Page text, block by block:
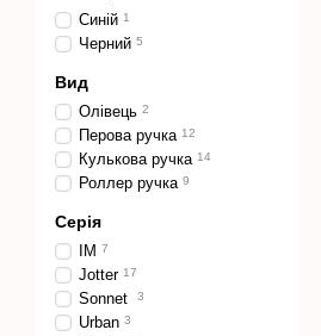
Синій 1
Черний 5
Вид
Олівець 2
Перова ручка 12
Кулькова ручка 14
Роллер ручка 9
Серія
IM 7
Jotter 17
Sonnet 3
Urban 3